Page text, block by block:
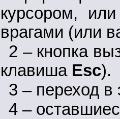
курсором,
врагами (или
2 – кнопка
клавиша Esc).
3 – переход в
4 –